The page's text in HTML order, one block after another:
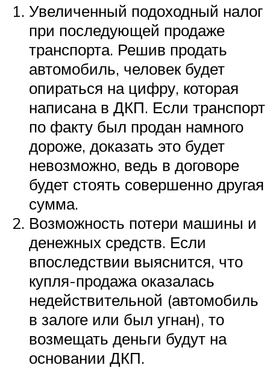
Увеличенный подоходный налог
при последующей продаже
транспорта. Решив продать
автомобиль, человек будет
опираться на цифру, которая
написана в ДКП. Если транспорт
по факту был продан намного
дороже, доказать это будет
невозможно, ведь в договоре
будет стоять совершенно другая
сумма.
Возможность потери машины и
денежных средств. Если
впоследствии выяснится, что
купля-продажа оказалась
недействительной (автомобиль
в залоге или был угнан), то
возмещать деньги будут на
основании ДКП.